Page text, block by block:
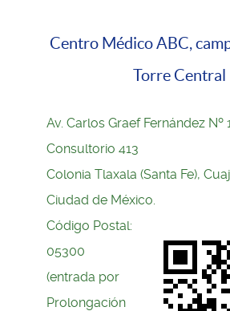
Centro Médico ABC,
Torre Central
Av. Carlos Graef Fernández Nº
Consultorio 413
Colonia Tlaxala (Santa Fe),
Ciudad de México.
Código Postal:
05300
(entrada por
Prolongación